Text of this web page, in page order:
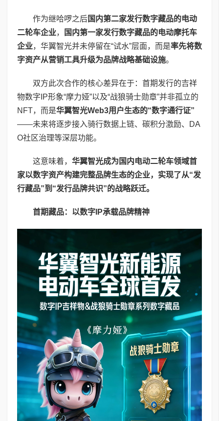
作为继哈啰之后国内第二家发行数字藏品的电动
二轮车企业，
国内第一家发行数字藏品的电动摩托车
企业，华翼智光并未停留在“试水”层面，而是率先将数
字资产从营销工具升级为品牌战略基础设施。
双方此次合作的核心差异在于：首期发行的吉祥
物数字IP形象“摩力娅”以及“战狼骑士勋章”并非孤立的
NFT，而是华翼智光Web3用户生态的“数字通行证”
——未来将逐步接入骑行数据上链、碳积分激励、DA
O社区治理等深层功能。
这意味着， 华翼智光成为国内电动二轮车领域首
家以数字资产构建完整品牌生态的企业，实现了从“发
行藏品”到“发行品牌共识”的战略跃迁。
首期藏品：以数字 IP承载品牌精神